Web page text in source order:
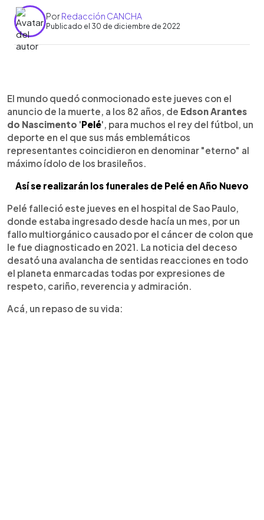
PorRedacción CANCHA
Publicado el 30 de diciembre de 2022
► Escuchar artículo
El mundo quedó conmocionado este jueves con el
anuncio de la muerte, a los 82 años, de Edson Arantes
do Nascimento 'Pelé', para muchos el rey del fútbol, un
deporte en el que sus más emblemáticos
representantes coincidieron en denominar "eterno" al
máximo ídolo de los brasileños.
Así se realizarán los funerales de Pelé en Año Nuevo
Pelé falleció este jueves en el hospital de Sao Paulo,
donde estaba ingresado desde hacía un mes, por un
fallo multiorgánico causado por el cáncer de colon que
le fue diagnosticado en 2021. La noticia del deceso
desató una avalancha de sentidas reacciones en todo
el planeta enmarcadas todas por expresiones de
respeto, cariño, reverencia y admiración.
Acá, un repaso de su vida: